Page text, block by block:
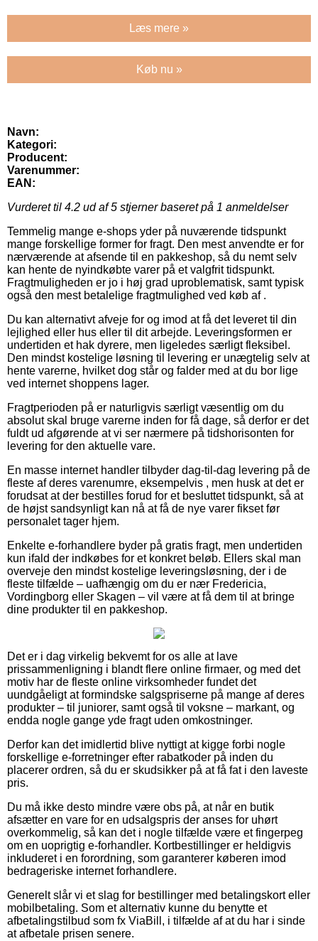
Læs mere »
Køb nu »
Navn:
Kategori:
Producent:
Varenummer:
EAN:
Vurderet til 4.2 ud af 5 stjerner baseret på 1 anmeldelser
Temmelig mange e-shops yder på nuværende tidspunkt
mange forskellige former for fragt. Den mest anvendte er for
nærværende at afsende til en pakkeshop, så du nemt selv
kan hente de nyindkøbte varer på et valgfrit tidspunkt.
Fragtmuligheden er jo i høj grad uproblematisk, samt typisk
også den mest betalelige fragtmulighed ved køb af .
Du kan alternativt afveje for og imod at få det leveret til din
lejlighed eller hus eller til dit arbejde. Leveringsformen er
undertiden et hak dyrere, men ligeledes særligt fleksibel.
Den mindst kostelige løsning til levering er unægtelig selv at
hente varerne, hvilket dog står og falder med at du bor lige
ved internet shoppens lager.
Fragtperioden på er naturligvis særligt væsentlig om du
absolut skal bruge varerne inden for få dage, så derfor er det
fuldt ud afgørende at vi ser nærmere på tidshorisonten for
levering for den aktuelle vare.
En masse internet handler tilbyder dag-til-dag levering på de
fleste af deres varenumre, eksempelvis , men husk at det er
forudsat at der bestilles forud for et besluttet tidspunkt, så at
de højst sandsynligt kan nå at få de nye varer fikset før
personalet tager hjem.
Enkelte e-forhandlere byder på gratis fragt, men undertiden
kun ifald der indkøbes for et konkret beløb. Ellers skal man
overveje den mindst kostelige leveringsløsning, der i de
fleste tilfælde – uafhængig om du er nær Fredericia,
Vordingborg eller Skagen – vil være at få dem til at bringe
dine produkter til en pakkeshop.
Det er i dag virkelig bekvemt for os alle at lave
prissammenligning i blandt flere online firmaer, og med det
motiv har de fleste online virksomheder fundet det
uundgåeligt at formindske salgspriserne på mange af deres
produkter – til juniorer, samt også til voksne – markant, og
endda nogle gange yde fragt uden omkostninger.
Derfor kan det imidlertid blive nyttigt at kigge forbi nogle
forskellige e-forretninger efter rabatkoder på inden du
placerer ordren, så du er skudsikker på at få fat i den laveste
pris.
Du må ikke desto mindre være obs på, at når en butik
afsætter en vare for en udsalgspris der anses for uhørt
overkommelig, så kan det i nogle tilfælde være et fingerpeg
om en uoprigtig e-forhandler. Kortbestillinger er heldigvis
inkluderet i en forordning, som garanterer køberen imod
bedrageriske internet forhandlere.
Generelt slår vi et slag for bestillinger med betalingskort eller
mobilbetaling. Som et alternativ kunne du benytte et
afbetalingstilbud som fx ViaBill, i tilfælde af at du har i sinde
at afbetale prisen senere.